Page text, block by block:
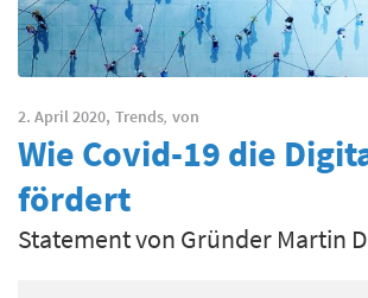
2. April 2020, Trends, von
Wie Covid-19 die
fördert
Statement von Gründer Martin